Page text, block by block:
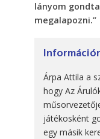
lányom
megalapozni.”
Árpa Attila a
hogy Az
játékosként
egy másik